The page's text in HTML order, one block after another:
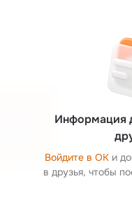
Информация
Войдите в ОК и
в друзья, чтобы